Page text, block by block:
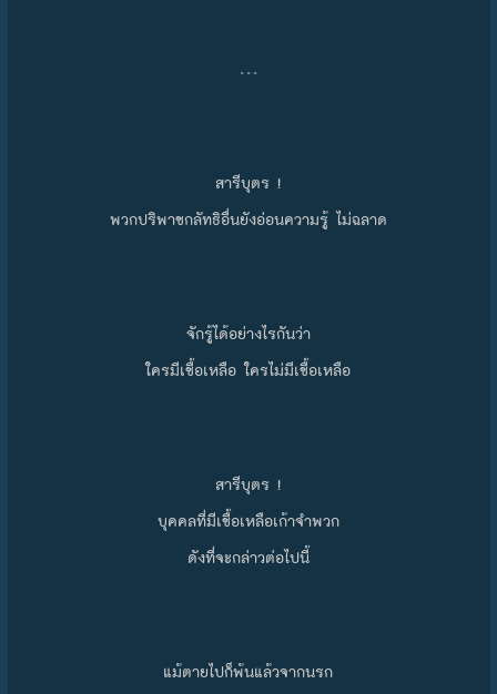
…
สารีบุตร !
พวกปริพาชกลัทธิอื่นยังอ่อนความรู้ ไม่ฉลาด
จักรู้ได้อย่างไรกันว่า
ใครมีเชื้อเหลือ ใครไม่มีเชื้อเหลือ
สารีบุตร !
บุคคลที่มีเชื้อเหลือเก้าจำพวก
ดังที่จะกล่าวต่อไปนี้
แม้ตายไปก็พ้นแล้วจากนรก